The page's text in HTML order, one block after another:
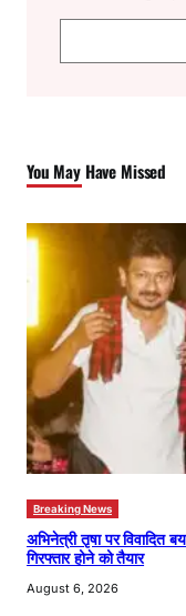
e
h
You May Have Missed
Breaking News
अभिनेत्री तृषा पर विवादित
गिरफ्तार होने को तैयार
August 6, 2026